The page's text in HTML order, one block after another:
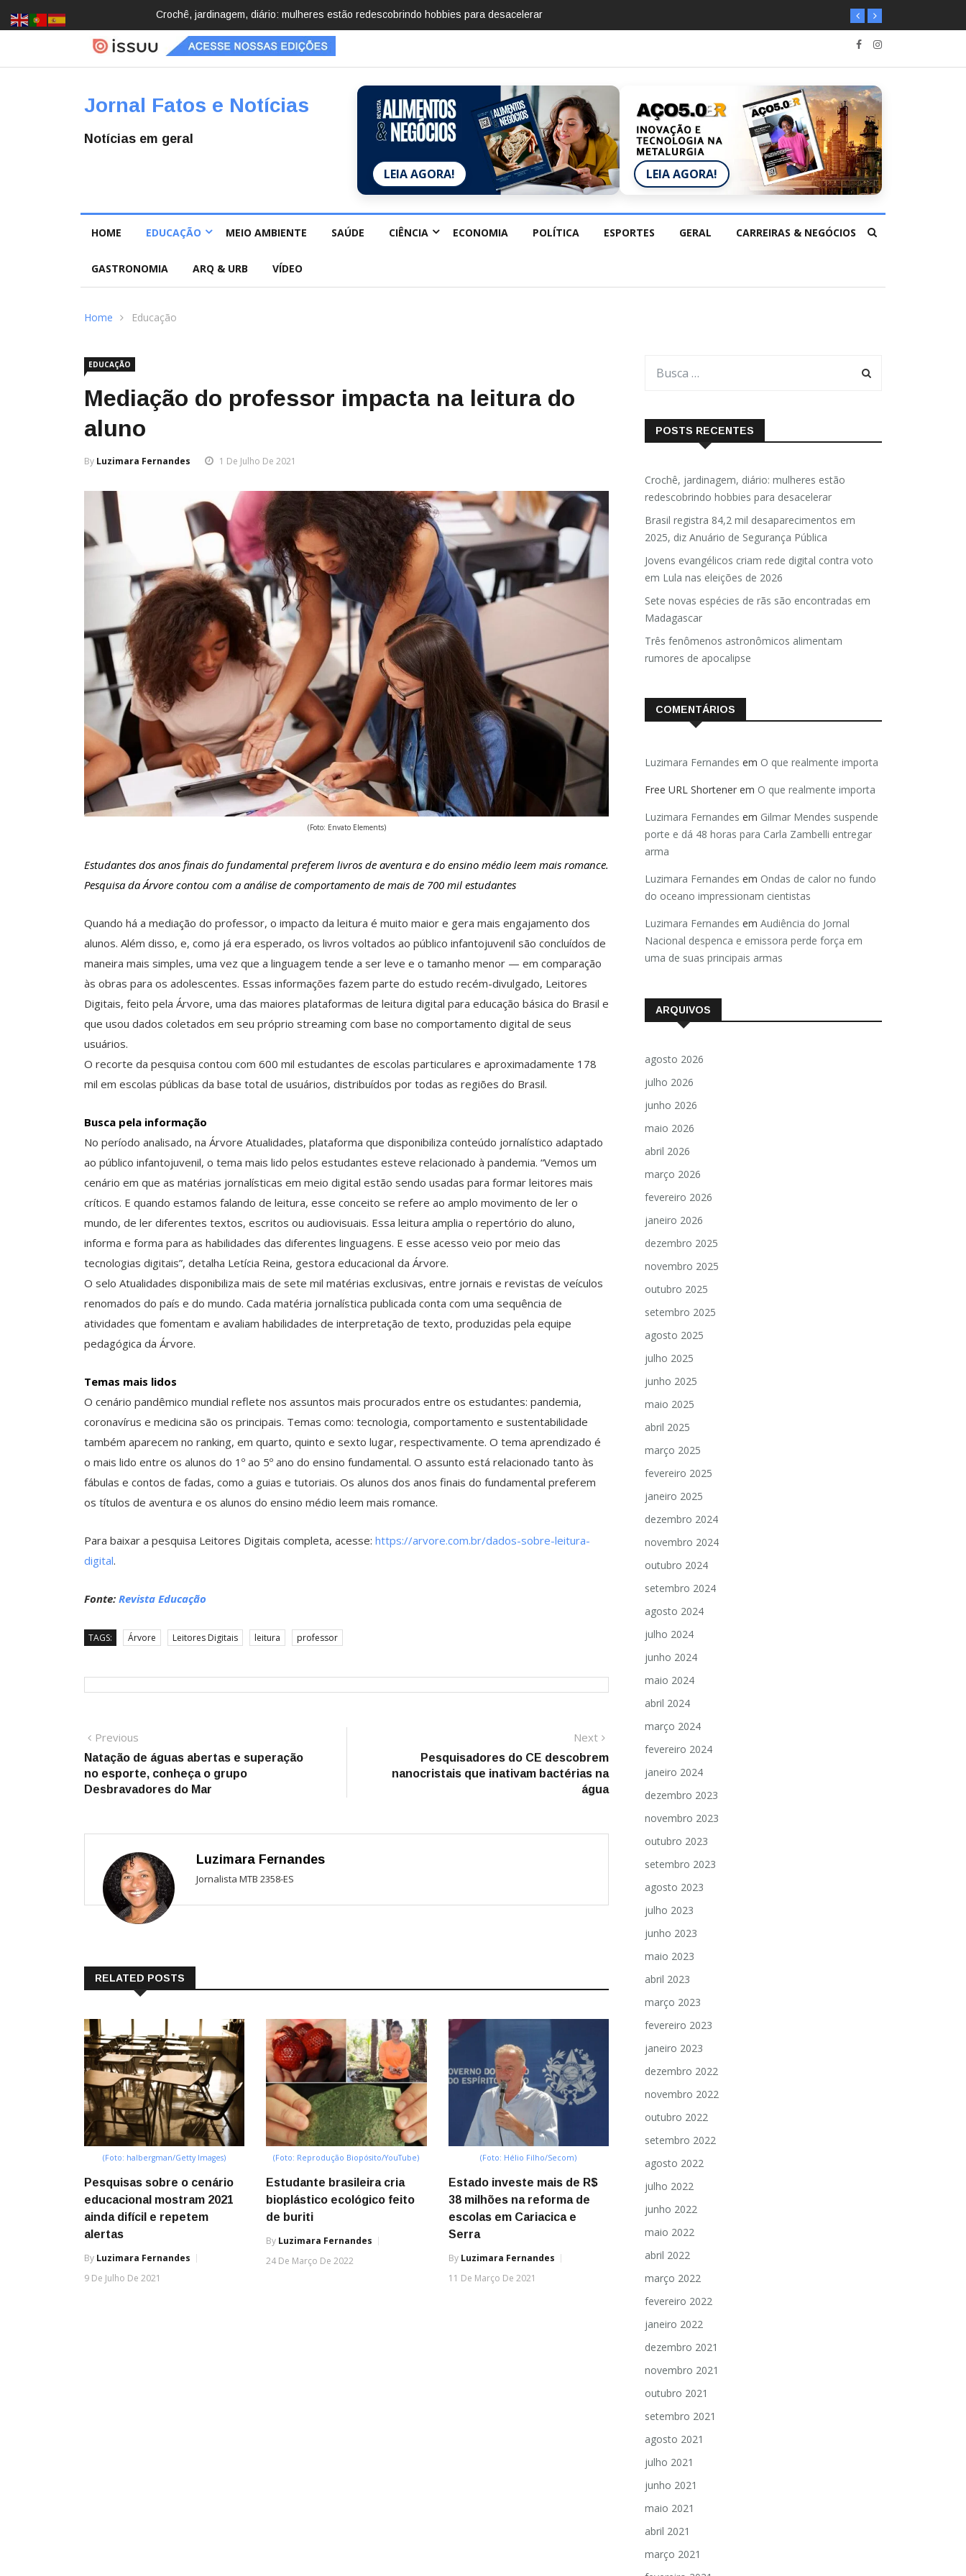
Brasil registra 84,2 mil desaparecimentos em 2025, diz Anuário de Segurança Pública
Jornal Fatos e Notícias
Notícias em geral
LEIA AGORA! LEIA AGORA!
HOME EDUCAÇÃO MEIO AMBIENTE SAÚDE CIÊNCIA ECONOMIA POLÍTICA ESPORTES GERAL CARREIRAS & NEGÓCIOS
GASTRONOMIA ARQ & URB VÍDEO
Home Educação
EDUCAÇÃO
Mediação do professor impacta na leitura do
aluno
By Luzimara Fernandes 1 De Julho De 2021
(Foto: Envato Elements)
Estudantes dos anos finais do fundamental preferem livros de aventura e do ensino médio leem mais romance.
Pesquisa da Árvore contou com a análise de comportamento de mais de 700 mil estudantes
Quando há a mediação do professor, o impacto da leitura é muito maior e gera mais engajamento dos
alunos. Além disso, e, como já era esperado, os livros voltados ao público infantojuvenil são concluídos de
maneira mais simples, uma vez que a linguagem tende a ser leve e o tamanho menor — em comparação
às obras para os adolescentes. Essas informações fazem parte do estudo recém-divulgado, Leitores
Digitais, feito pela Árvore, uma das maiores plataformas de leitura digital para educação básica do Brasil e
que usou dados coletados em seu próprio streaming com base no comportamento digital de seus
usuários.
O recorte da pesquisa contou com 600 mil estudantes de escolas particulares e aproximadamente 178
mil em escolas públicas da base total de usuários, distribuídos por todas as regiões do Brasil.
Busca pela informação
No período analisado, na Árvore Atualidades, plataforma que disponibiliza conteúdo jornalístico adaptado
ao público infantojuvenil, o tema mais lido pelos estudantes esteve relacionado à pandemia. “Vemos um
cenário em que as matérias jornalísticas em meio digital estão sendo usadas para formar leitores mais
críticos. E quando estamos falando de leitura, esse conceito se refere ao amplo movimento de ler o
mundo, de ler diferentes textos, escritos ou audiovisuais. Essa leitura amplia o repertório do aluno,
informa e forma para as habilidades das diferentes linguagens. E esse acesso veio por meio das
tecnologias digitais”, detalha Letícia Reina, gestora educacional da Árvore.
O selo Atualidades disponibiliza mais de sete mil matérias exclusivas, entre jornais e revistas de veículos
renomados do país e do mundo. Cada matéria jornalística publicada conta com uma sequência de
atividades que fomentam e avaliam habilidades de interpretação de texto, produzidas pela equipe
pedagógica da Árvore.
Temas mais lidos
O cenário pandêmico mundial reflete nos assuntos mais procurados entre os estudantes: pandemia,
coronavírus e medicina são os principais. Temas como: tecnologia, comportamento e sustentabilidade
também aparecem no ranking, em quarto, quinto e sexto lugar, respectivamente. O tema aprendizado é
o mais lido entre os alunos do 1º ao 5º ano do ensino fundamental. O assunto está relacionado tanto às
fábulas e contos de fadas, como a guias e tutoriais. Os alunos dos anos finais do fundamental preferem
os títulos de aventura e os alunos do ensino médio leem mais romance.
Para baixar a pesquisa Leitores Digitais completa, acesse: https://arvore.com.br/dados-sobre-leitura-
digital.
Fonte: Revista Educação
TAGS: Árvore Leitores Digitais leitura professor
Navegação
de
Post
Previous
post:
Natação de águas abertas e superação
no esporte, conheça o grupo
Desbravadores do Mar
Next
post:
Pesquisadores do CE descobrem
nanocristais que inativam bactérias na
água
Luzimara Fernandes
Jornalista MTB 2358-ES
RELATED POSTS
(Foto: halbergman/Getty Images)
Pesquisas sobre o cenário
educacional mostram 2021
ainda difícil e repetem
alertas
By Luzimara Fernandes
9 De Julho De 2021
(Foto: Reprodução Biopósito/YouTube)
Estudante brasileira cria
bioplástico ecológico feito
de buriti
By Luzimara Fernandes
24 De Março De 2022
(Foto: Hélio Filho/Secom)
Estado investe mais de R$
38 milhões na reforma de
escolas em Cariacica e
Serra
By Luzimara Fernandes
11 De Março De 2021
POSTS RECENTES
Crochê, jardinagem, diário: mulheres estão
redescobrindo hobbies para desacelerar
Brasil registra 84,2 mil desaparecimentos em
2025, diz Anuário de Segurança Pública
Jovens evangélicos criam rede digital contra voto
em Lula nas eleições de 2026
Sete novas espécies de rãs são encontradas em
Madagascar
Três fenômenos astronômicos alimentam
rumores de apocalipse
COMENTÁRIOS
Luzimara Fernandes em O que realmente importa
Free URL Shortener em O que realmente importa
Luzimara Fernandes em Gilmar Mendes suspende
porte e dá 48 horas para Carla Zambelli entregar
arma
Luzimara Fernandes em Ondas de calor no fundo
do oceano impressionam cientistas
Luzimara Fernandes em Audiência do Jornal
Nacional despenca e emissora perde força em
uma de suas principais armas
ARQUIVOS
agosto 2026
julho 2026
junho 2026
maio 2026
abril 2026
março 2026
fevereiro 2026
janeiro 2026
dezembro 2025
novembro 2025
outubro 2025
setembro 2025
agosto 2025
julho 2025
junho 2025
maio 2025
abril 2025
março 2025
fevereiro 2025
janeiro 2025
dezembro 2024
novembro 2024
outubro 2024
setembro 2024
agosto 2024
julho 2024
junho 2024
maio 2024
abril 2024
março 2024
fevereiro 2024
janeiro 2024
dezembro 2023
novembro 2023
outubro 2023
setembro 2023
agosto 2023
julho 2023
junho 2023
maio 2023
abril 2023
março 2023
fevereiro 2023
janeiro 2023
dezembro 2022
novembro 2022
outubro 2022
setembro 2022
agosto 2022
julho 2022
junho 2022
maio 2022
abril 2022
março 2022
fevereiro 2022
janeiro 2022
dezembro 2021
novembro 2021
outubro 2021
setembro 2021
agosto 2021
julho 2021
junho 2021
maio 2021
abril 2021
março 2021